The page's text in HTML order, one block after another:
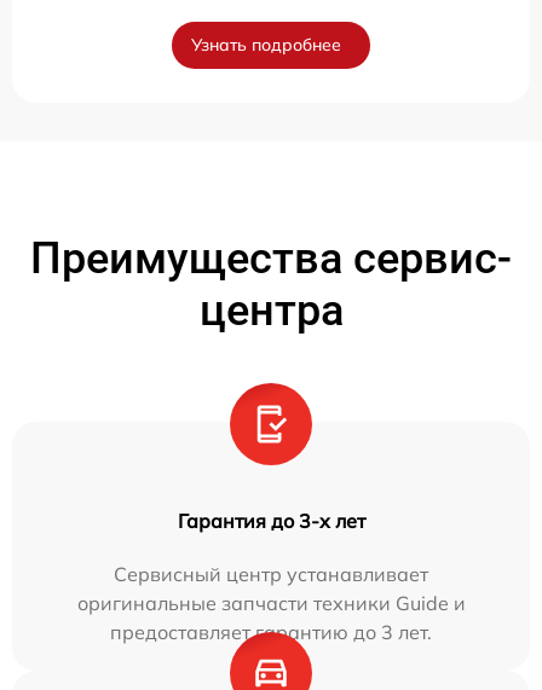
Узнать подробнее
Преимущества сервис-
центра
Гарантия до 3-х лет
Сервисный центр устанавливает
оригинальные запчасти техники Guide и
предоставляет гарантию до 3 лет.